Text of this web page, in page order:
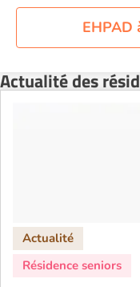
Residence
Residence
Residence
Residence
Residence
Residence
EHPAD
Actualité des